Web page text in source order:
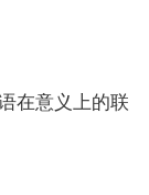
在意义上的联